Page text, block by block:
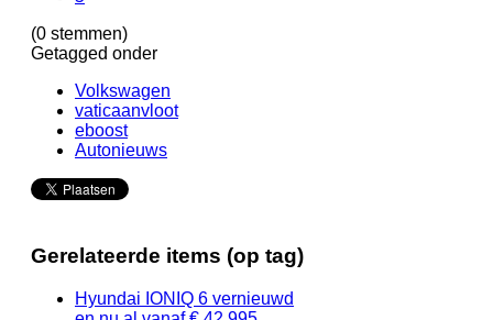
(0 stemmen)
Getagged onder
Volkswagen
vaticaanvloot
eboost
Autonieuws
Gerelateerde items (op tag)
Hyundai IONIQ 6 vernieuwd